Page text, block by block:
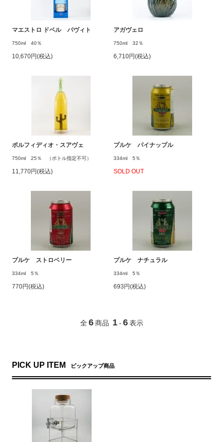
マエストロ ドベル パヴィト
750ml 40％
10,670円(税込)
アガヴェロ
750ml 32％
6,710円(税込)
ポルフィディオ・スアヴェ
750ml 25％ （ボトル指定不可）
11,770円(税込)
プルケ パイナップル
334ml 5％
SOLD OUT
プルケ ストロベリー
334ml 5％
770円(税込)
プルケ ナチュラル
334ml 5％
693円(税込)
全 6 商品 1 - 6 表示
PICK UP ITEM ピックアップ商品